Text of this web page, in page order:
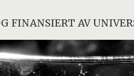
FINANSIERT AV